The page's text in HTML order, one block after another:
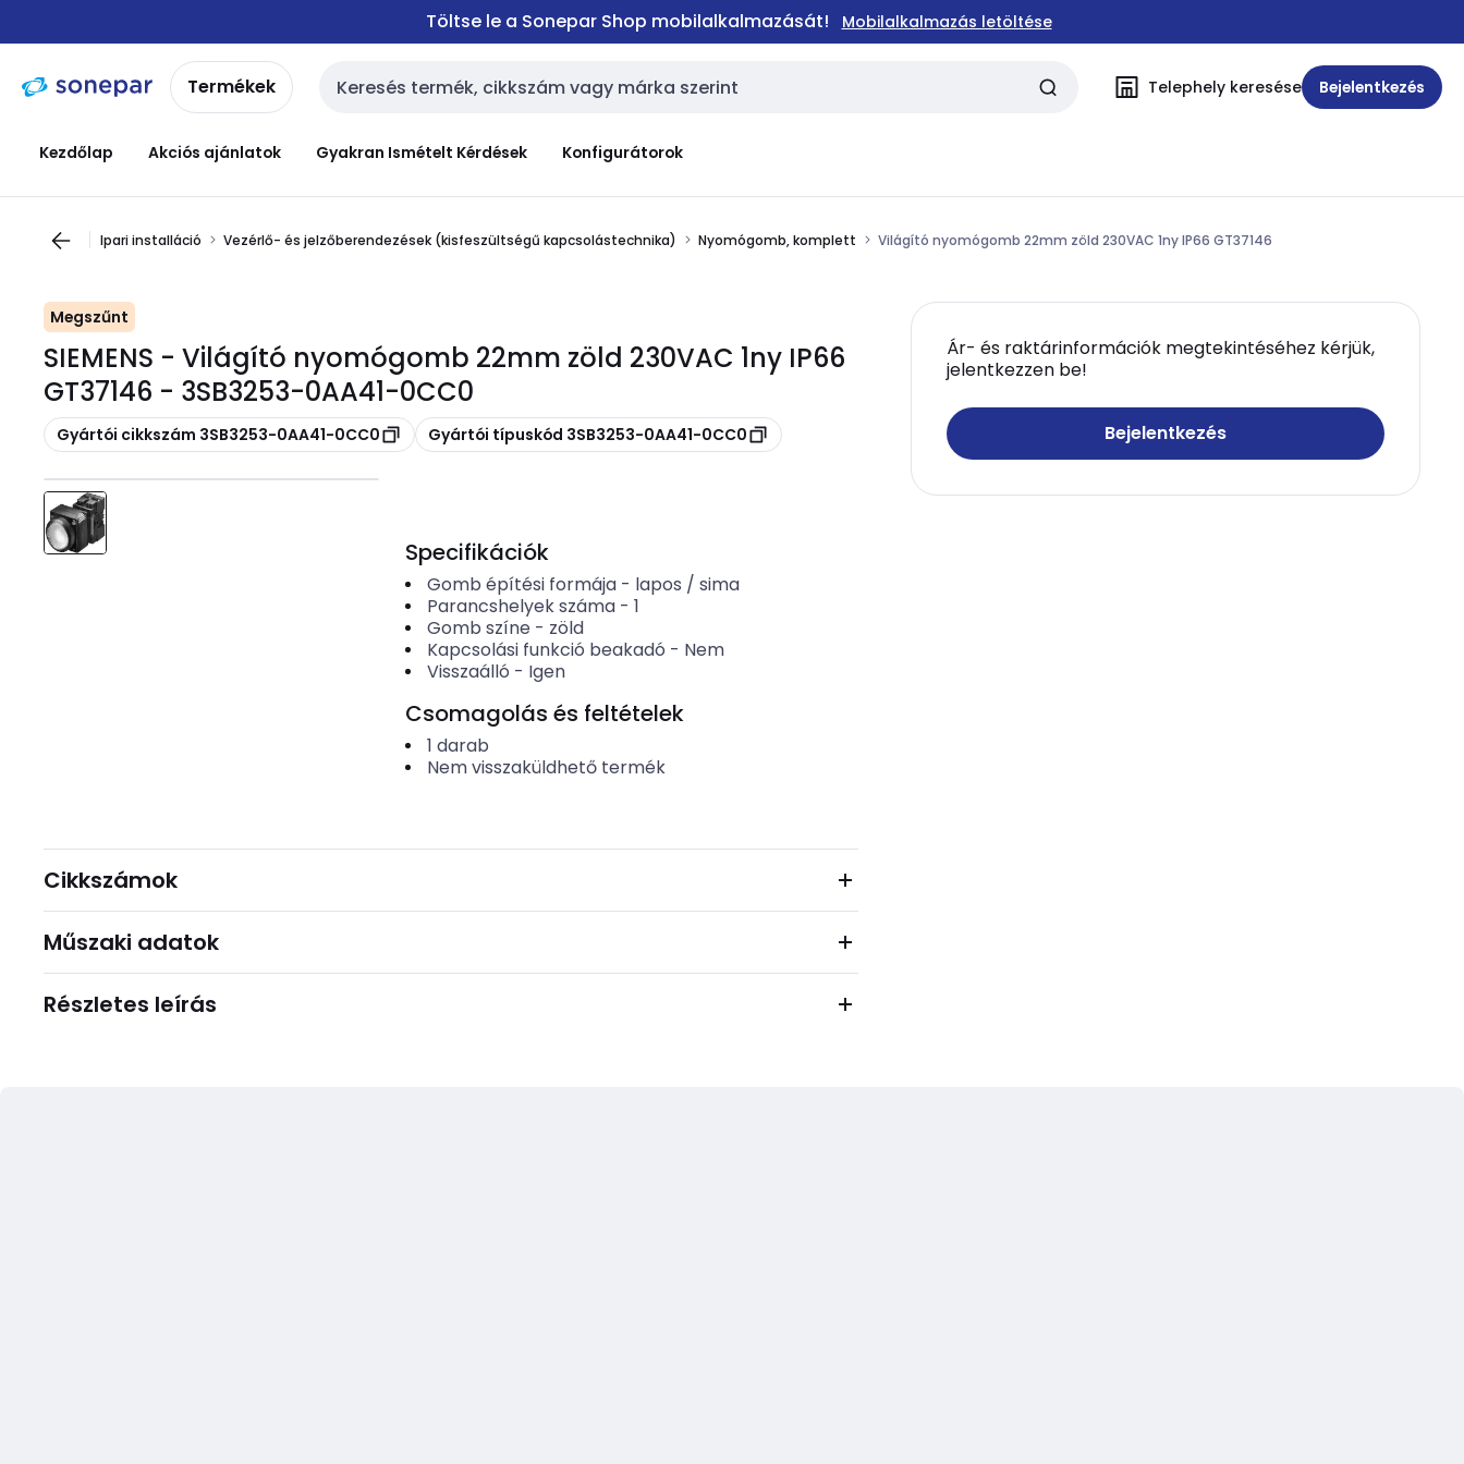
navigációhoztartalomra
Töltse le a Sonepar Shop mobilalkalmazását! Mobilalkalmazás letöltése
Termékek Keresési bemenet Telephely keresése Bejelentkezés
Kezdőlap Akciós ajánlatok Gyakran Ismételt Kérdések Konfigurátorok
Ipari installáció Vezérlő- és jelzőberendezések (kisfeszültségű kapcsolástechnika) Nyomógomb, komplett Világító nyomógomb 22mm zöld 230VAC 1ny IP66 GT37146
Megszűnt
SIEMENS - Világító nyomógomb 22mm zöld 230VAC 1ny IP66
GT37146 - 3SB3253-0AA41-0CC0
Másolás
Gyártói cikkszám 3SB3253-0AA41-0CC0 Másolás
Gyártói típuskód 3SB3253-0AA41-0CC0
Ár- és raktárinformációk megtekintéséhez kérjük,
jelentkezzen be!
Bejelentkezés
Specifikációk
Gomb építési formája- lapos / sima
Parancshelyek száma- 1
Gomb színe - zöld
Kapcsolási funkció beakadó - Nem
Visszaálló - Igen
Csomagolás és feltételek
1 darab
Nem visszaküldhető termék
Cikkszámok
Műszaki adatok
Részletes leírás